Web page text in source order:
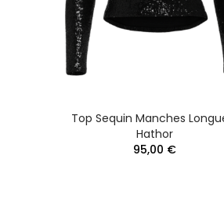
Top Sequin Manches
Hathor
95,00 €